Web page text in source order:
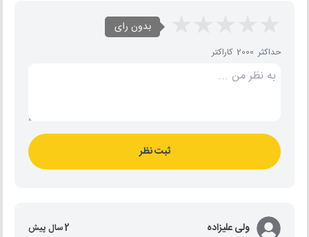
بدون رای
حداکثر 2000 کاراکتر
ثبت نظر
ولی علیزاده 2 سال پیش